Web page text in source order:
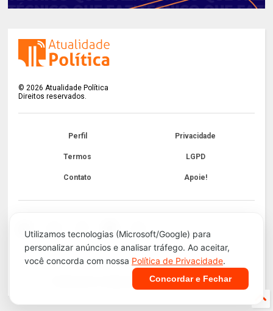
Utilizamos tecnologias (Microsoft/Google) para
personalizar anúncios e analisar tráfego. Ao aceitar,
você concorda com nossa Política de Privacidade.
Concordar e Fechar
©2026 Atualidade Política
Direitos reservados.
Perfil Privacidade
Termos LGPD
Contato Apoie!
Infraestrutura e Segurança. Tecnologia do Blogger.